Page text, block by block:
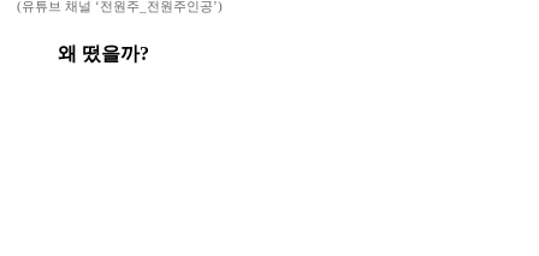
(유튜브 채널 ‘전원주_전원주인공’)
왜 떴을까?